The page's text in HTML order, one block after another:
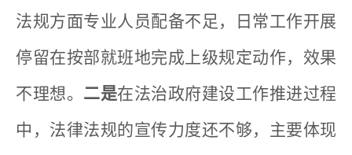
法规方面专业人员配备不足，日常工作开展
停留在按部就班地完成上级规定动作，效果
不理想。 二是在法治政府建设工作推进过程
中，法律法规的宣传力度还不够，主要体现